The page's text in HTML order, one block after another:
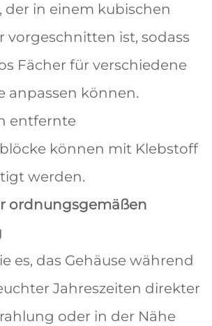
der in einem kubischen
vorgeschnitten ist, sodass
Fächer für verschiedene
anpassen können.
entfernte
können mit Klebstoff
werden.
ordnungsgemäßen
es, das Gehäuse während
Jahreszeiten direkter
oder in der Nähe